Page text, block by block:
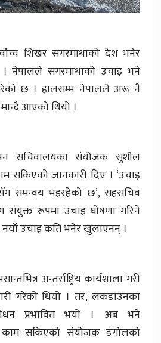
शिखर सगरमाथाको देश भनेर
नेपालले सगरमाथाको उचाइ भने
छ । हालसम्म नेपालले अरू नै
आएको थियो ।
सचिवालयका संयोजक सुशील
सकिएको जानकारी दिए । ‘उचाइ
समन्वय भइरहेको छ’, सहसचिव
रूपमा उचाइ घोषणा गरिने
उचाइ कति भनेर खुलाएनन् ।
अन्तर्राष्ट्रिय कार्यशाला गरी
गरेको थियो । तर, लकडाउनका
प्रभावित भयो । अब भने
काम सकिएको संयोजक डंगोलको